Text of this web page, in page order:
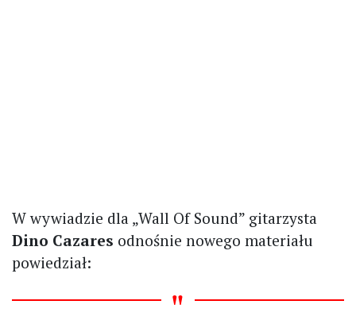
W wywiadzie dla „Wall Of Sound” gitarzysta
Dino Cazares odnośnie nowego materiału
powiedział: